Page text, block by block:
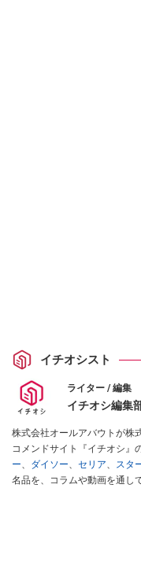
イチオシスト
ライター / 編集
イチオシ編集
株式会社オールアバウトが株
コメンドサイト『イチオシ』
ー、 ダイソー、 セリア、 スタ
名品を、コラムや動画を通し
インフルエンサーが実際に